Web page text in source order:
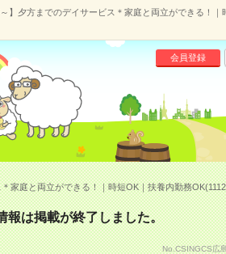
～】夕方までのデイサービス＊家庭と両立ができる！
会員登録
家庭と両立ができる！｜時短OK｜扶養内勤務
報は掲載が終了しました。
No.CSINGCS広